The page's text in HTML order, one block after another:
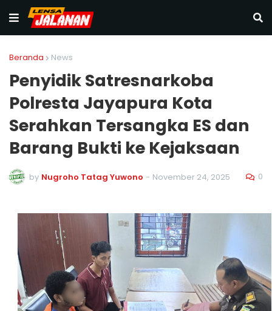
Beranda News
Penyidik Satresnarkoba
Polresta Jayapura Kota
Serahkan Tersangka ES dan
Barang Bukti ke Kejaksaan
by Nugroho Tatag Yuwono - November 24, 2025 0